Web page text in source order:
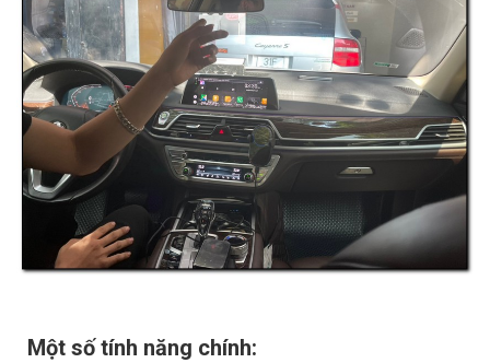
Một số tính năng chính: